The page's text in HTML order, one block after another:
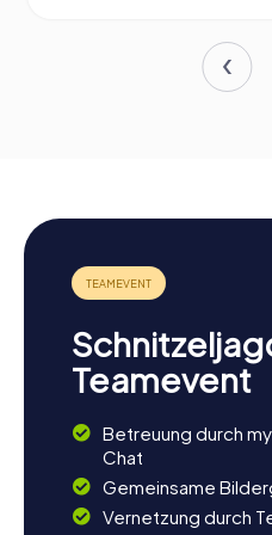
Teamevent
Betreuung durch
Chat
Gemeinsame
Vernetzung durch